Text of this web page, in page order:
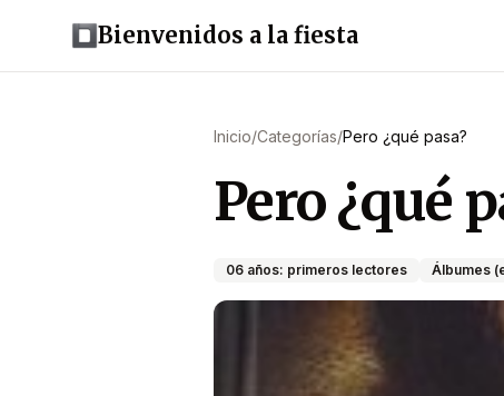
Bienvenidos a la fiesta
Inicio/Categorías/Pero ¿qué pasa?
Pero ¿qué
06 años: primeros lectores Álbumes